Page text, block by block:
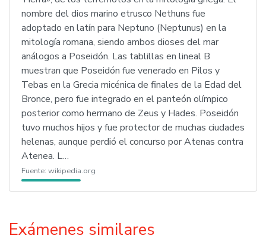
nombre del dios marino etrusco Nethuns fue
adoptado en latín para Neptuno (Neptunus) en la
mitología romana, siendo ambos dioses del mar
análogos a Poseidón. Las tablillas en lineal B
muestran que Poseidón fue venerado en Pilos y
Tebas en la Grecia micénica de finales de la Edad del
Bronce, pero fue integrado en el panteón olímpico
posterior como hermano de Zeus y Hades. Poseidón
tuvo muchos hijos y fue protector de muchas ciudades
helenas, aunque perdió el concurso por Atenas contra
Atenea. L…
Fuente: wikipedia.org
Exámenes similares